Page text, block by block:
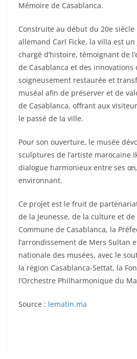
Mémoire de Casablanca.
Construite au début du 20e
allemand Carl Ficke, la villa est
chargé d’histoire, témoignant de
de Casablanca et des innovations
soigneusement restaurée et
muséal afin de préserver et de
de Casablanca, offrant aux
le passé de la ville.
Pour son ouverture, le musée
sculptures de l’artiste marocaine
dialogue harmonieux entre ses
environnant.
Ce projet est le fruit de
de la Jeunesse, de la culture et
Commune de Casablanca, la
l’arrondissement de Mers Sultan
nationale des musées, avec le
la région Casablanca-Settat, la
l’Orchestre Philharmonique du
Source : lematin.ma